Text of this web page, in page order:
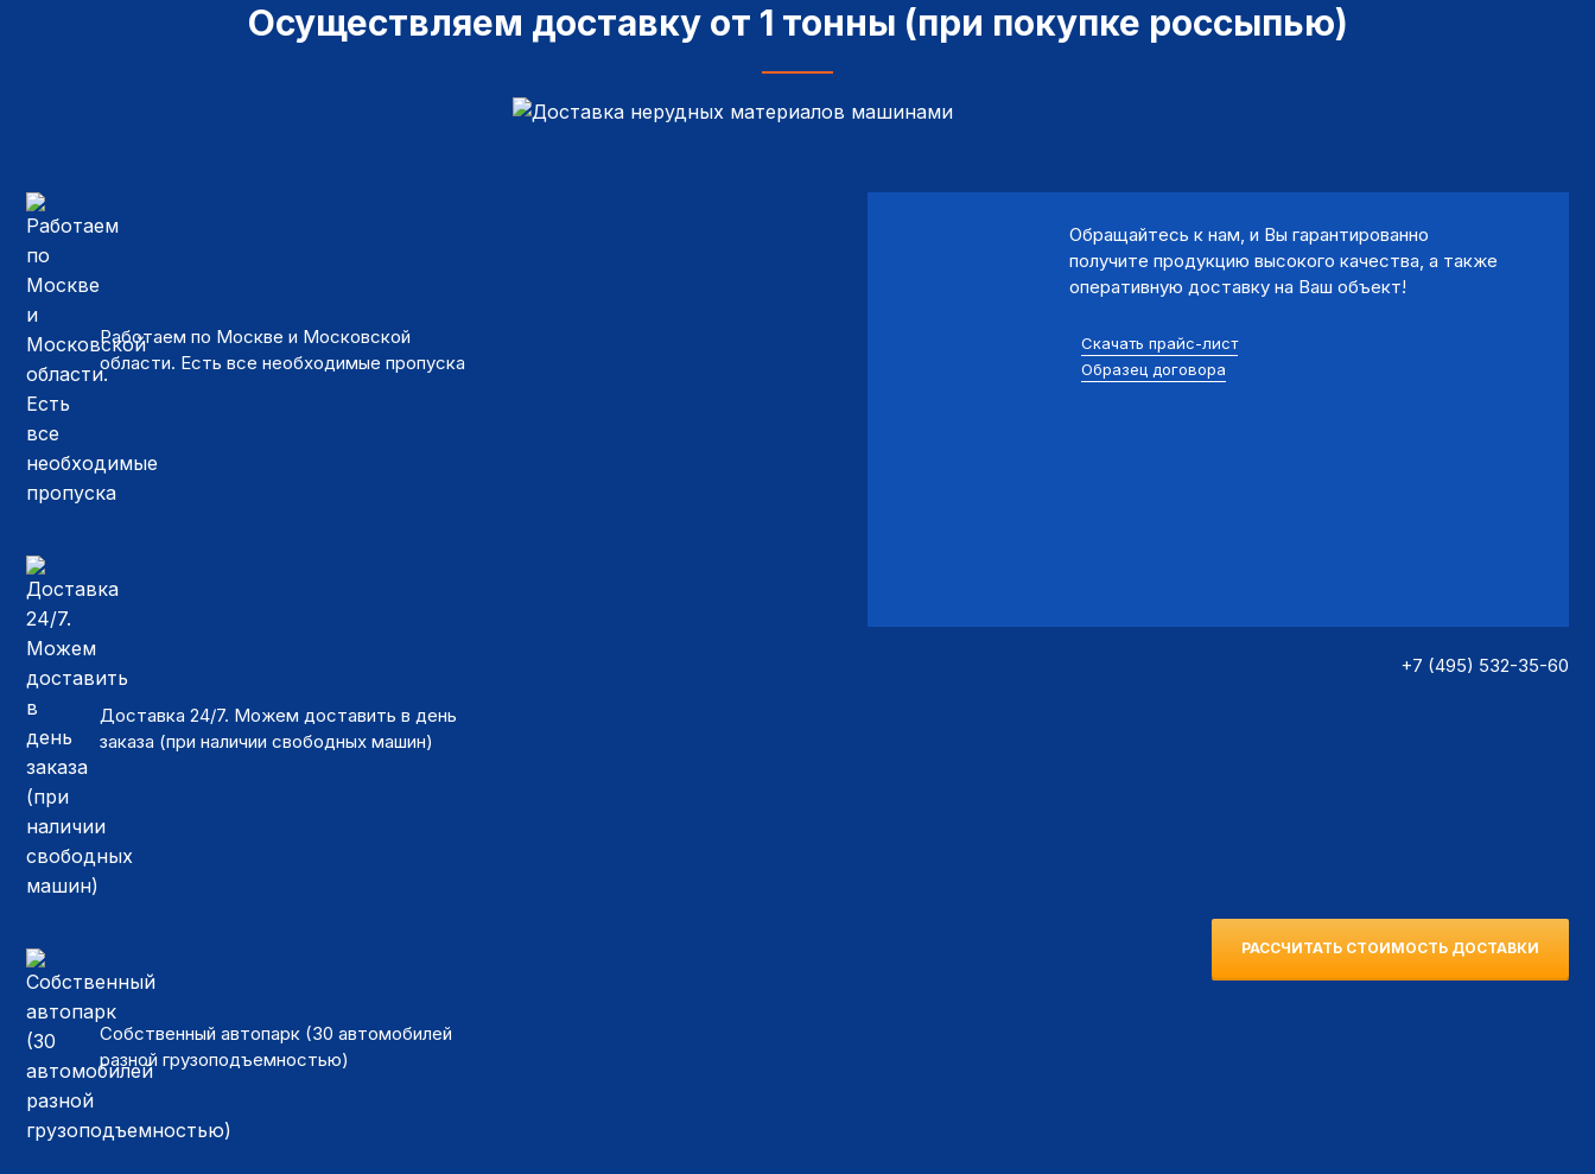
Осуществляем доставку от 1 тонны (при покупке россыпью)
Работаем по Москве и Московской
области. Есть все необходимые пропуска
Доставка 24/7. Можем доставить в день
заказа (при наличии свободных машин)
Собственный автопарк (30 автомобилей
разной грузоподъемностью)
Обращайтесь к нам, и Вы гарантированно
получите продукцию высокого качества, а также
оперативную доставку на Ваш объект!
Скачать прайс-лист
Образец договора
+7 (495) 532-35-60
РАССЧИТАТЬ СТОИМОСТЬ ДОСТАВКИ